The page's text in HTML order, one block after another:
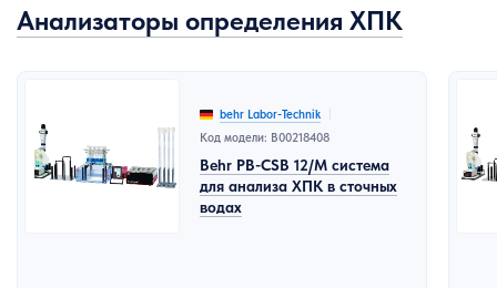
Анализаторы определения ХПК
behr Labor-Technik
Код модели: B00218408
Behr PB-CSB 12/M система
для анализа ХПК в сточных
водах